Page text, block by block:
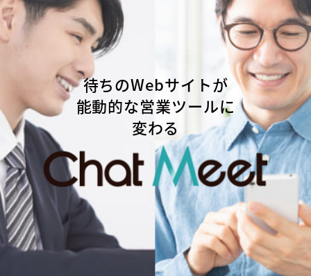
待ちのWebサイトが
能動的な営業ツールに
変わる